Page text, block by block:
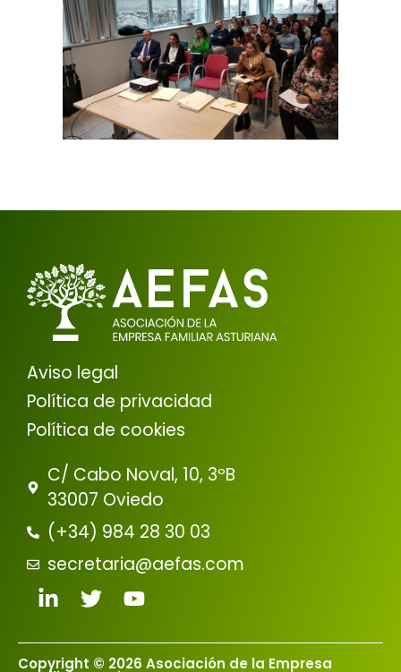
Aviso legal
Política de privacidad
Política de cookies
C/ Cabo Noval, 10, 3ºB
33007 Oviedo
(+34) 984 28 30 03
secretaria@aefas.com
Copyright © 2026 Asociación de la Empresa